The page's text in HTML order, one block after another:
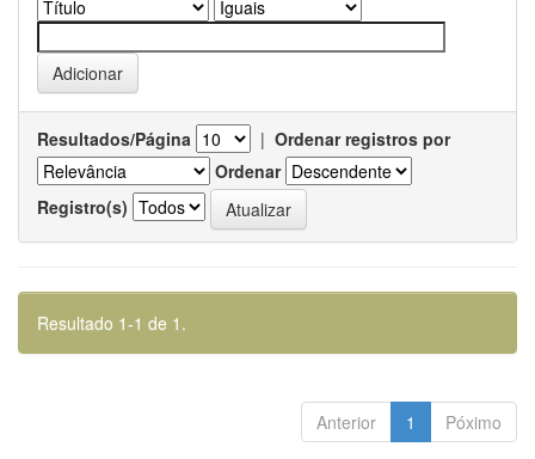
Resultados/Página | Ordenar registros por
Ordenar
Registro(s)
Resultado 1-1 de 1.
Anterior 1 Póximo